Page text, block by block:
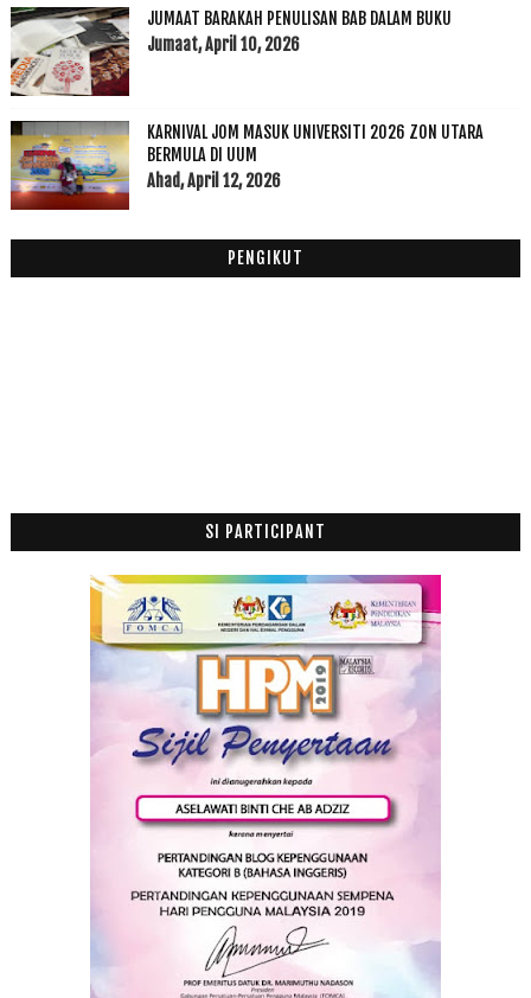
►Julai(1)
► Jun(5)
►Mei (5)
►April(4)
►Mac(5)
►Februari(10)
▼Januari(9)
Queensbay Mall------->kunci kereta ku hilang
(63)
JUMAAT BARAKAH PENULISAN BAB DALAM BUKU
Jumaat, April 10, 2026
KARNIVAL JOM MASUK UNIVERSITI 2026 ZON UTARA
BERMULA DI UUM
Ahad, April 12, 2026
PENGIKUT
SI PARTICIPANT